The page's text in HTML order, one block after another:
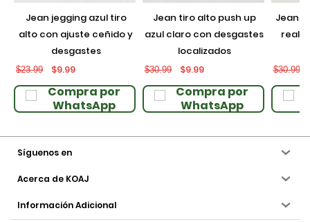
jean jegging azul tiro
alto con ajuste ceñido y
desgastes
$23.99 $9.99
Compra por
WhatsApp
jean tiro alto push up
azul claro con desgastes
localizados
$30.99 $9.99
Compra por
WhatsApp
jean push up negro con
$30.99
Síguenos en
Acerca de KOAJ
Información Adicional